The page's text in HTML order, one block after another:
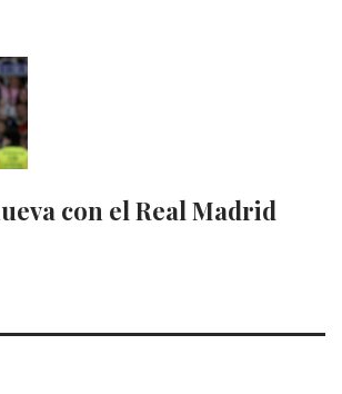
con el Real Madrid